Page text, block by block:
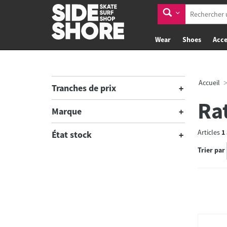
Wear Shoes
Tranches de prix
Marque
État stock
Accueil
Articles 1
Trier par